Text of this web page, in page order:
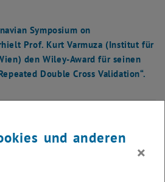
Symposium on
Prof. Kurt Varmuza (Institut für
den Wiley-Award für seinen
Double Cross Validation“.
die von einer hochkarätigen Jury
Koryphäen Prof. Bruce Kowalski,
und anderen
×